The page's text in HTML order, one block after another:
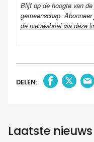
Blijf op de hoogte van
gemeenschap.
de nieuwsbrief via deze
DELEN:
Laatste nieuws